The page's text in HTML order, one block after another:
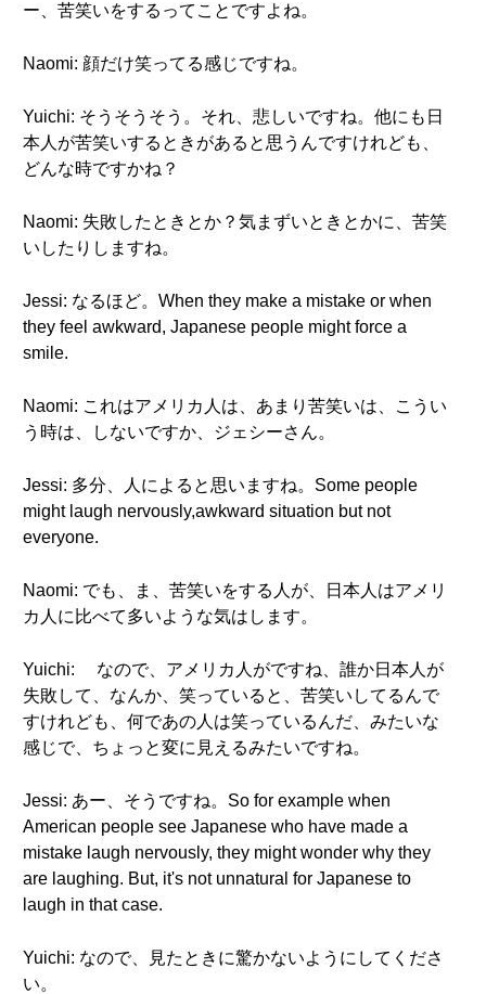
ー、苦笑いをするってことですよね。
Naomi: 顔だけ笑ってる感じですね。
Yuichi: そうそうそう。それ、悲しいですね。他にも日
本人が苦笑いするときがあると思うんですけれども、
どんな時ですかね？
Naomi: 失敗したときとか？気まずいときとかに、苦笑
いしたりしますね。
Jessi: なるほど。When they make a mistake or when
they feel awkward, Japanese people might force a
smile.
Naomi: これはアメリカ人は、あまり苦笑いは、こうい
う時は、しないですか、ジェシーさん。
Jessi: 多分、人によると思いますね。Some people
might laugh nervously,awkward situation but not
everyone.
Naomi: でも、ま、苦笑いをする人が、日本人はアメリ
カ人に比べて多いような気はします。
Yuichi: なので、アメリカ人がですね、誰か日本人が
失敗して、なんか、笑っていると、苦笑いしてるんで
すけれども、何であの人は笑っているんだ、みたいな
感じで、ちょっと変に見えるみたいですね。
Jessi: あー、そうですね。So for example when
American people see Japanese who have made a
mistake laugh nervously, they might wonder why they
are laughing. But, it's not unnatural for Japanese to
laugh in that case.
Yuichi: なので、見たときに驚かないようにしてくださ
い。